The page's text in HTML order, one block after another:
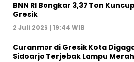
BNN RI Bongkar 3,37 Ton
Gresik
2 Juli 2026 | 19:44 WIB
Curanmor di Gresik Kota
Sidoarjo Terjebak Lampu